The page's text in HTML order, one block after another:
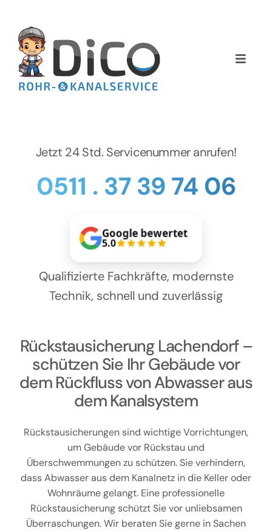
springen
Toggle
Home
NEWS
Kontakt
Jetzt 24 Std. Servicenummer anrufen!
0511 . 37 39 74 06
Google bewertet
5.0
Qualifizierte Fachkräfte, modernste
Technik, schnell und zuverlässig
Rückstausicherung Lachendorf –
schützen Sie Ihr Gebäude vor
dem Rückfluss von Abwasser aus
dem Kanalsystem
Rückstausicherungen sind wichtige Vorrichtungen,
um Gebäude vor Rückstau und
Überschwemmungen zu schützen. Sie verhindern,
dass Abwasser aus dem Kanalnetz in die Keller oder
Wohnräume gelangt. Eine professionelle
Rückstausicherung schützt Sie vor unliebsamen
Überraschungen. Wir beraten Sie gerne in Sachen